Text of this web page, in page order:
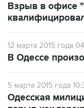
Взрыв в офисе
12 марта 2015 года
В Одессе
5 марта 2015 года
Одесская